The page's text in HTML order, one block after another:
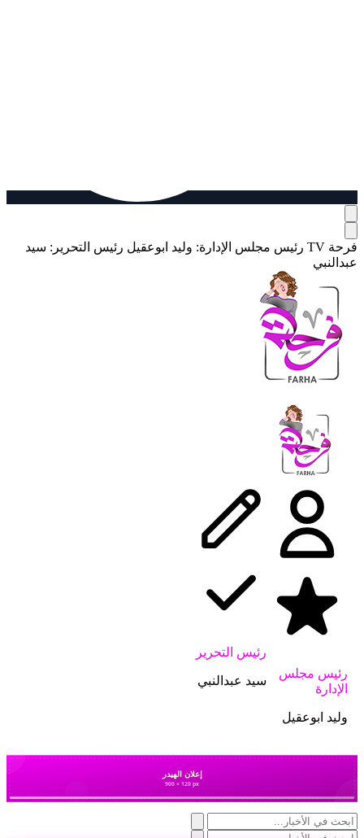
فرحة TV رئيس مجلس الإدارة: وليد ابوعقيل رئيس التحرير: سيد
عبدالنبي
رئيس مجلس
الإدارة
وليد ابوعقيل
رئيس التحرير
سيد عبدالنبي